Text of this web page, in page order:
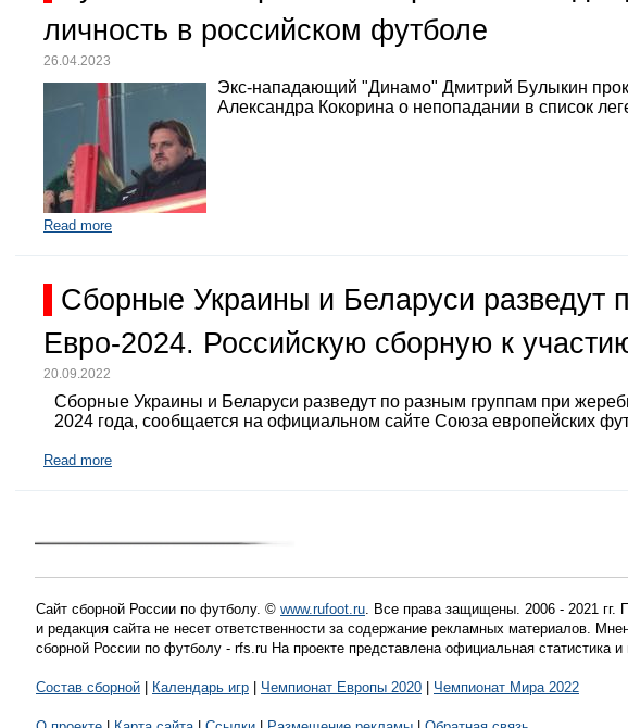
личность в российском футболе
26.04.2023
Экс-нападающий "Динамо" Дмитрий Булыкин
Александра Кокорина о непопадании в список
Read more
Сборные Украины и Беларуси разведут
Евро-2024. Российскую сборную к
20.09.2022
Сборные Украины и Беларуси разведут по разным группам при
2024 года, сообщается на официальном сайте Союза европейских
Read more
Сайт сборной России по футболу. © www.rufoot.ru. Все права защищены. 2006 - 2021 гг.
и редакция сайта не несет ответственности за содержание рекламных материалов.
сборной России по футболу - rfs.ru На проекте представлена официальная статистика
Состав сборной Календарь игр Чемпионат Европы 2020 Чемпионат Мира 2022